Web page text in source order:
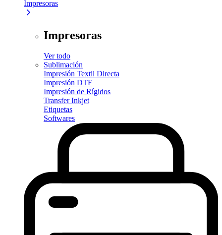
Impresoras
Impresoras
Ver todo
Sublimación
Impresión Textil Directa
Impresión DTF
Impresión de Rígidos
Transfer Inkjet
Etiquetas
Softwares